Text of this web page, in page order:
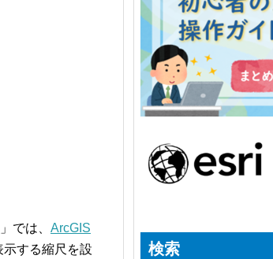
」では、 ArcGIS
する縮尺を設
検索